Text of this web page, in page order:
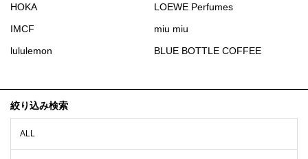
HOKA
LOEWE Perfumes
IMCF
miu miu
lululemon
BLUE BOTTLE COFFEE
絞り込み検索
ALL